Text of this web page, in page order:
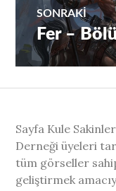
SONRAKI
Sıradaki
Yazı:
Fer –
Sayfa Kule
Derneği üyeleri
tüm görseller
geliştirmek